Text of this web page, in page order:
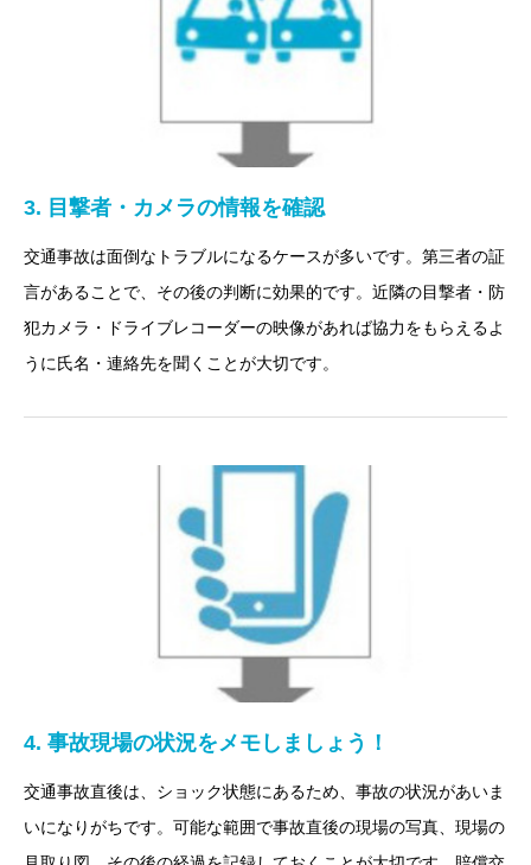
3. 目撃者・カメラの情報を確認
交通事故は面倒なトラブルになるケースが多いです。第三者の証
言があることで、その後の判断に効果的です。近隣の目撃者・防
犯カメラ・ドライブレコーダーの映像があれば協力をもらえるよ
うに氏名・連絡先を聞くことが大切です。
4. 事故現場の状況をメモしましょう！
交通事故直後は、ショック状態にあるため、事故の状況があいま
いになりがちです。可能な範囲で事故直後の現場の写真、現場の